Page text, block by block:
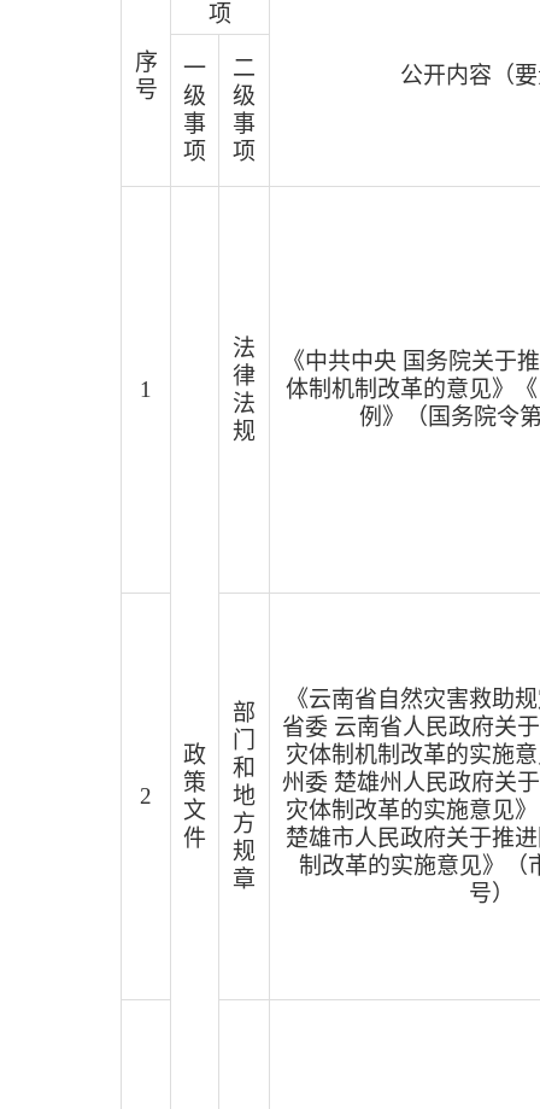
序
号
项
公开内容（
一
级
事
项
二
级
事
项
1
政
策
文
件
法
律
法
规
《中共中央 国务院关于
体制机制改革的意见》
例》（国务院令
2
部
门
和
地
方
规
章
《云南省自然灾害救助
省委 云南省人民政府关
灾体制机制改革的实施
州委 楚雄州人民政府关
灾体制改革的实施意见
楚雄市人民政府关于推
制改革的实施意见》（
号）